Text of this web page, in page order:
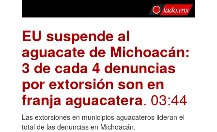
EU suspende al
aguacate de Michoacán:
3 de cada 4 denuncias
por extorsión son en
franja aguacatera. 03:44
Las extorsiones en municipios aguacateros lideran el
total de las denuncias en Michoacán.